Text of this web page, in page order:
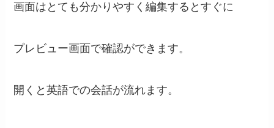
画面はとても分かりやすく編集するとすぐに
プレビュー画面で確認ができます。
開くと英語での会話が流れます。